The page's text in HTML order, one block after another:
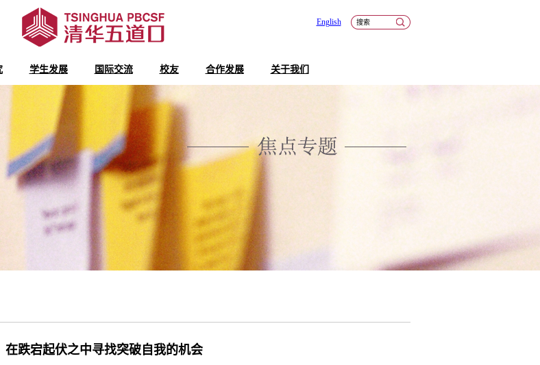
学生发展 国际交流 校友 合作发展 关于我们
English
在跌宕起伏之中寻找突破自我的机会